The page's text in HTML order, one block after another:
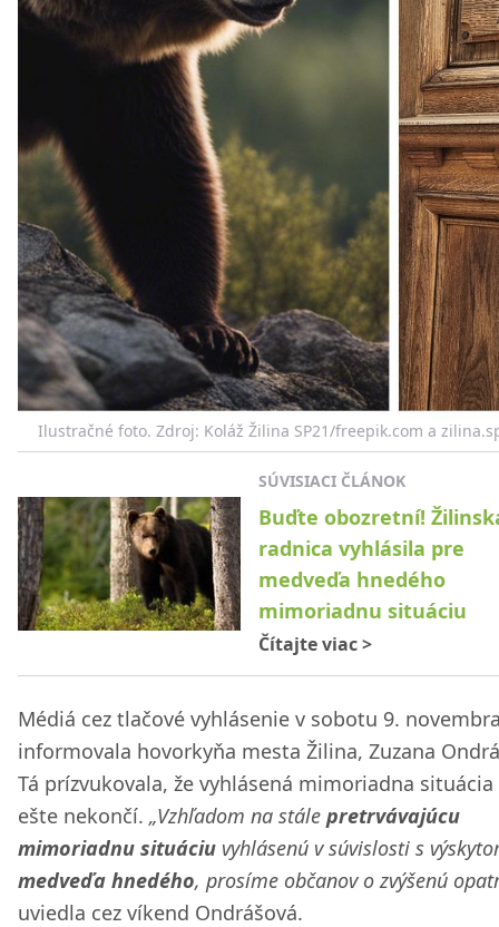
Ilustračné foto. Zdroj: Koláž Žilina SP21/freepik.com a
SÚVISIACI ČLÁNOK
Buďte obozretní!
radnica vyhlásila pre
medveďa hnedého
mimoriadnu situáciu
Čítajte viac>
Médiá cez tlačové vyhlásenie v sobotu 9.
informovala hovorkyňa mesta Žilina, Zuzana
Tá prízvukovala, že vyhlásená mimoriadna situácia
ešte nekončí. „Vzhľadom na stále pretrvávajúcu
mimoriadnu situáciu vyhlásenú v súvislosti s
medveďa hnedého, prosíme občanov o zvýšenú
uviedla cez víkend Ondrášová.